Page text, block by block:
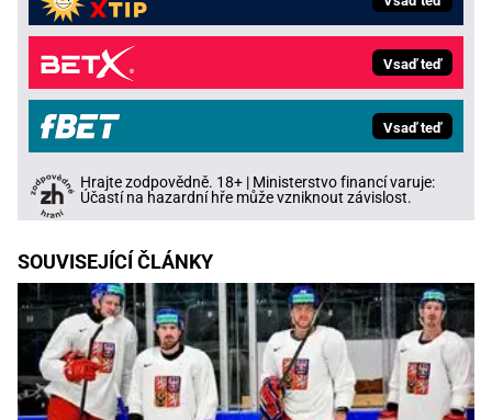
Vsaď teď
Vsaď teď
Hrajte zodpovědně. 18+ | Ministerstvo financí varuje:
Účastí na hazardní hře může vzniknout závislost.
SOUVISEJÍCÍ ČLÁNKY